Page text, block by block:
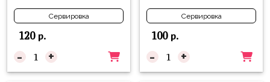
Сервировка
120р.
- +
Сервировка
100р.
- +
фигуры
Коробка-
сюрприз
Бизнес
Фиксики
Котэ
Динозавры